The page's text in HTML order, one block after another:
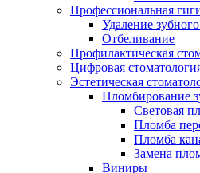
Профессиональная
Удаление
Отбеливание
Профилактическая
Цифровая
Эстетическая
Пломбирование
Световая
Пломба
Пломба
Замена
Виниры